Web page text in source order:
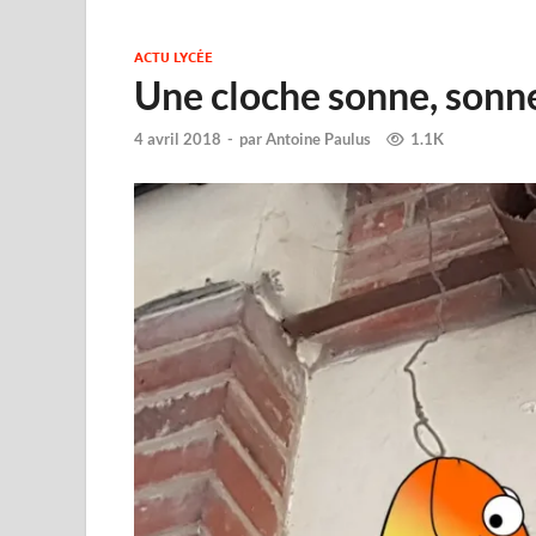
ACTU LYCÉE
Une cloche sonne,
4 avril 2018 - parAntoine Paulus 1.1K